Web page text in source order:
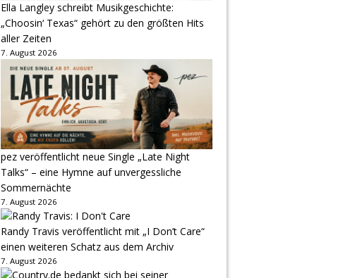
Ella Langley schreibt Musikgeschichte:
„Choosin‘ Texas“ gehört zu den größten Hits
aller Zeiten
7. August 2026
pez veröffentlicht neue Single „Late Night
Talks“ – eine Hymne auf unvergessliche
Sommernächte
7. August 2026
Randy Travis veröffentlicht mit „I Don’t Care“
einen weiteren Schatz aus dem Archiv
7. August 2026